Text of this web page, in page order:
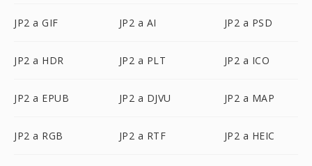
JP2 a GIF JP2 a AI JP2 a PSD
JP2 a HDR JP2 a PLT JP2 a ICO
JP2 a EPUB JP2 a DJVU JP2 a MAP
JP2 a RGB JP2 a RTF JP2 a HEIC